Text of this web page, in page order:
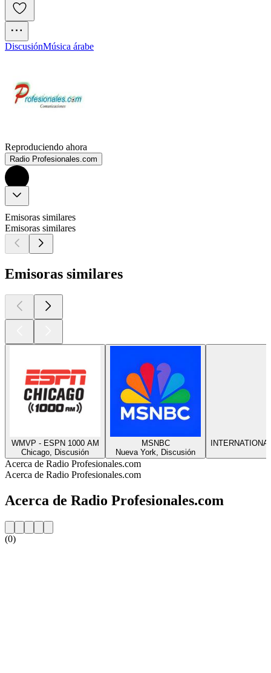
DiscusiónMúsica árabe
Reproduciendo ahora
Radio Profesionales.com
Emisoras similares
Emisoras similares
Emisoras similares
WMVP - ESPN 1000 AM
Chicago, Discusión
MSNBC
Nueva York, Discusión
Acerca de Radio Profesionales.com
Acerca de Radio Profesionales.com
Acerca de Radio Profesionales.com
(0)